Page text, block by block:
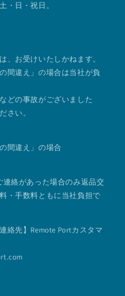
・日・祝日。
、お受けいたしかねます。
間違え」の場合は当社が負
どの事故がございました
さい。
間違え」の場合
絡があった場合のみ返品交
・手数料ともに当社負担で
絡先】Remote Portカスタマ